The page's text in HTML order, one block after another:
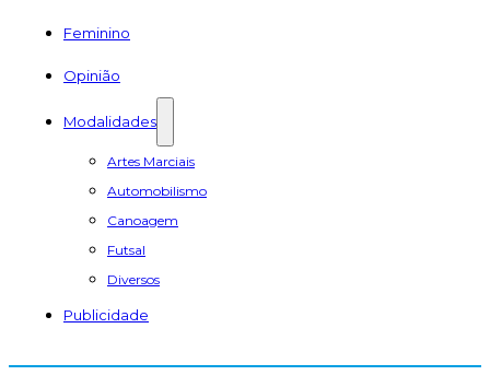
Feminino
Opinião
Modalidades
Artes Marciais
Automobilismo
Canoagem
Futsal
Diversos
Publicidade